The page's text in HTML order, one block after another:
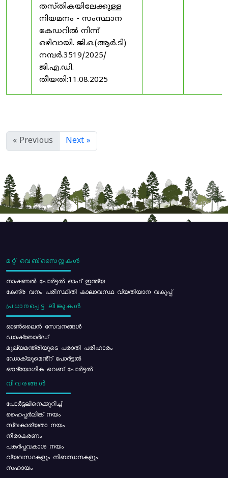
തസ്തികയിലേക്കുള്ള
നിയമനം - സംസ്ഥാന
കേഡറിൽ നിന്ന്
ഒഴിവായി. ജി.ഒ.(ആർ.ടി)
നമ്പർ.3519/2025/
ജി.എ.ഡി.
തീയതി:11.08.2025
« Previous Next »
മറ്റ് വെബ്സൈറ്റുകൾ
നാഷണൽ പോർട്ടൽ ഓഫ് ഇന്ത്യ
കേന്ദ്ര വനം പരിസ്ഥിതി കാലാവസ്ഥ വ്യതിയാന വകുപ്പ്
പ്രധാനപ്പെട്ട ലിങ്കുകൾ
ഓൺലൈൻ സേവനങ്ങൾ
ഡാഷ്ബോർഡ്
മുഖ്യമന്ത്രിയുടെ പരാതി പരിഹാരം
ഡോക്യുമെൻ്റ് പോർട്ടൽ
ഔദ്യോഗിക വെബ് പോർട്ടൽ
വിവരങ്ങൾ
പോര്‍ട്ടലിനെക്കുറിച്ച്
ഹൈപ്പർലിങ്ക് നയം
സ്വകാര്യതാ നയം
നിരാകരണം
പകർപ്പവകാശ നയം
വ്യവസ്ഥകളും നിബന്ധനകളും
സഹായം